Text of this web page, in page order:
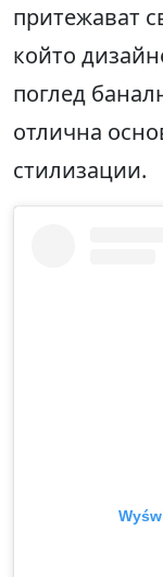
притежават
който
поглед
отлична
стилизации.